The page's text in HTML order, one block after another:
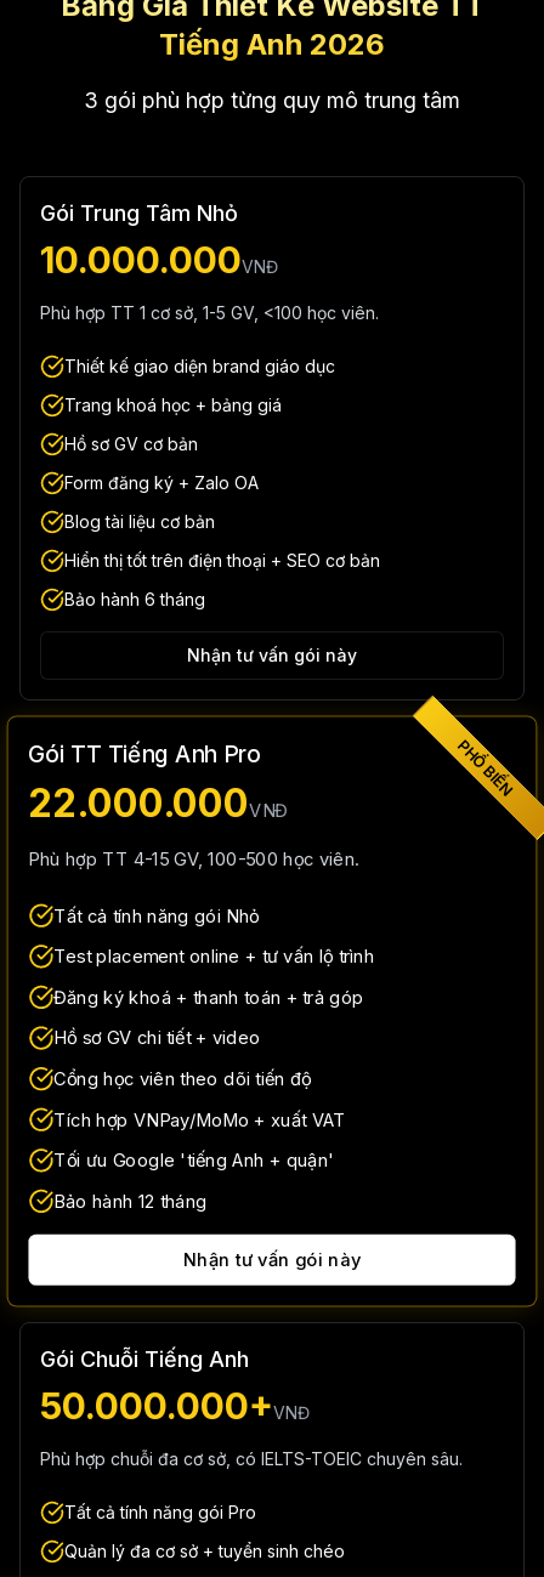
Tiếng Anh 2026
3 gói phù hợp từng quy mô trung tâm
Gói Trung Tâm Nhỏ
10.000.000VNĐ
Phù hợp TT 1 cơ sở, 1-5 GV, <100 học viên.
Thiết kế giao diện brand giáo dục
Trang khoá học + bảng giá
Hồ sơ GV cơ bản
Form đăng ký + Zalo OA
Blog tài liệu cơ bản
Hiển thị tốt trên điện thoại + SEO cơ bản
Bảo hành 6 tháng
Nhận tư vấn gói này
PHỔ BIẾN
Gói TT Tiếng Anh Pro
22.000.000VNĐ
Phù hợp TT 4-15 GV, 100-500 học viên.
Tất cả tính năng gói Nhỏ
Test placement online + tư vấn lộ trình
Đăng ký khoá + thanh toán + trả góp
Hồ sơ GV chi tiết + video
Cổng học viên theo dõi tiến độ
Tích hợp VNPay/MoMo + xuất VAT
Tối ưu Google 'tiếng Anh + quận'
Bảo hành 12 tháng
Nhận tư vấn gói này
Gói Chuỗi Tiếng Anh
50.000.000+VNĐ
Phù hợp chuỗi đa cơ sở, có IELTS-TOEIC chuyên sâu.
Tất cả tính năng gói Pro
Quản lý đa cơ sở + tuyển sinh chéo